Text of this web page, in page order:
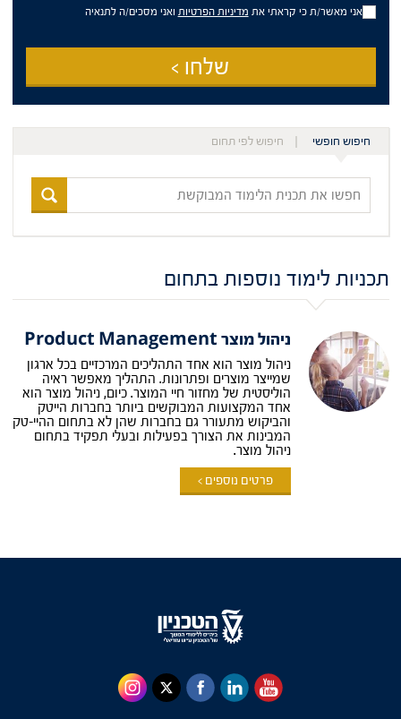
מידע
פרסומי
אני מאשר/ת כי קראתי את מדיניות הפרטיות ואני מסכים/ה לתנאיה
שלחו >
חיפוש חופשי חיפוש לפי תחום
חפשו
את
תכנית
המבוקשת
תכניות לימוד נוספות בתחום
ניהול מוצר Product Management
ניהול מוצר הוא אחד התהליכים המרכזיים בכל ארגון
שמייצר מוצרים ופתרונות. התהליך מאפשר ראיה
הוליסטית של מחזור חיי המוצר. כיום, ניהול מוצר הוא
אחד המקצועות המבוקשים ביותר בחברות הייטק
והביקוש מתעורר גם בחברות שהן לא בתחום ההיי-טק
המבינות את הצורך בפעילות ובעלי תפקיד בתחום
ניהול מוצר.
פרטים נוספים >